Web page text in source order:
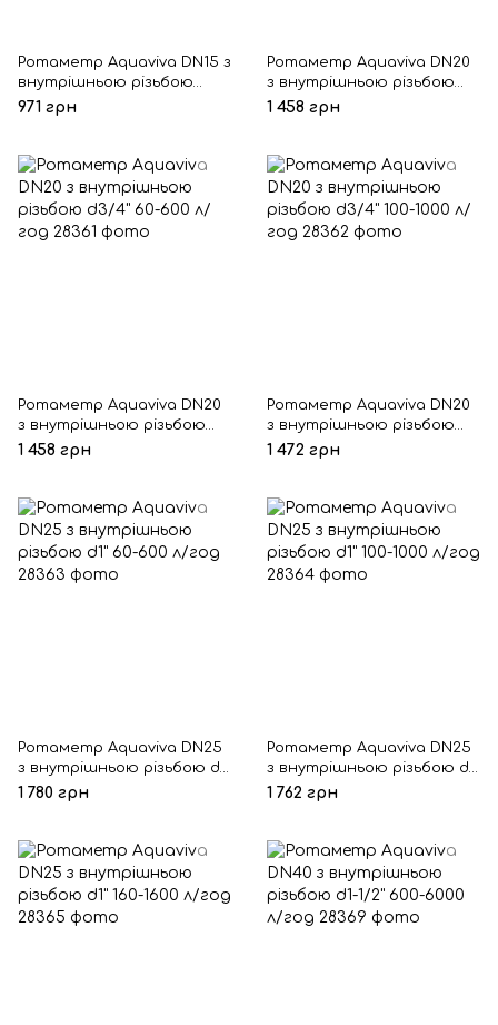
Ротаметр Aquaviva DN15 з
внутрішньою різьбою
d1/2" 100-1000 л/год
971 грн
Ротаметр Aquaviva DN20
з внутрішньою різьбою
d3/4" 40-400 л/год
1 458 грн
Ротаметр Aquaviva DN20
з внутрішньою різьбою
d3/4" 60-600 л/год
1 458 грн
Ротаметр Aquaviva DN20
з внутрішньою різьбою
d3/4" 100-1000 л/год
1 472 грн
Ротаметр Aquaviva DN25
з внутрішньою різьбою d1"
60-600 л/год
1 780 грн
Ротаметр Aquaviva DN25
з внутрішньою різьбою d1"
100-1000 л/год
1 762 грн